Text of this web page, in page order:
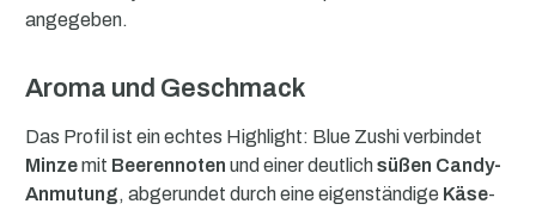
angegeben.
Aroma und Geschmack
Das Profil ist ein echtes Highlight: Blue Zushi verbindet
Minzemit Beerennoten und einer deutlichsüßen Candy-
Anmutung, abgerundet durch eine eigenständige Käse-